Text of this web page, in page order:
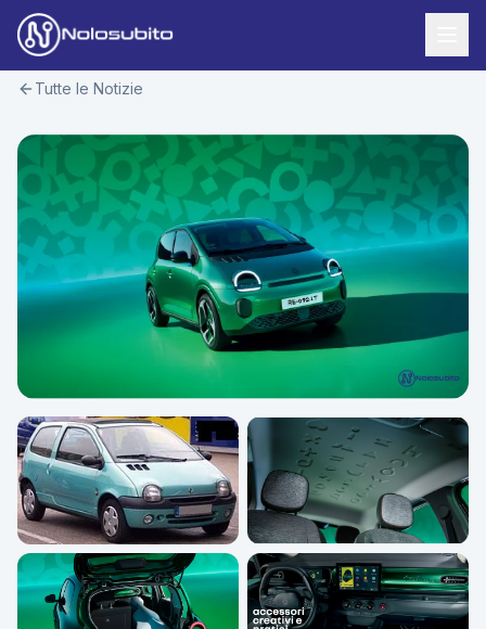
Offerte Noleggio
Offerte Business
Offerte Privati
Offerte Moto
Veicoli Commerciali
News
Usato Sicuro
Lavora con Noi
Area Cliente
Richiedi Preventivo
Tutte le Notizie